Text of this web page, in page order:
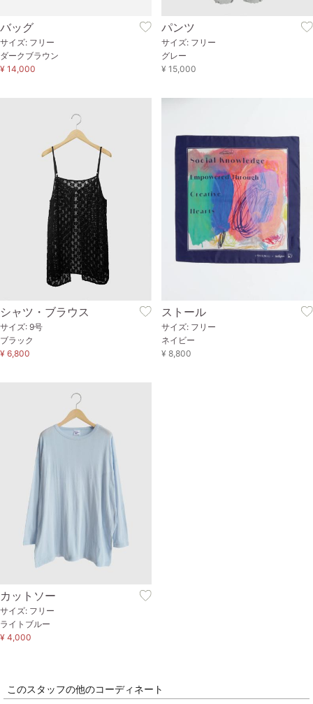
バッグ
サイズ: フリー
ダークブラウン
¥ 14,000
パンツ
サイズ: フリー
グレー
¥ 15,000
シャツ・ブラウス
サイズ: 9号
ブラック
¥ 6,800
ストール
サイズ: フリー
ネイビー
¥ 8,800
カットソー
サイズ: フリー
ライトブルー
¥ 4,000
このスタッフの他のコーディネート